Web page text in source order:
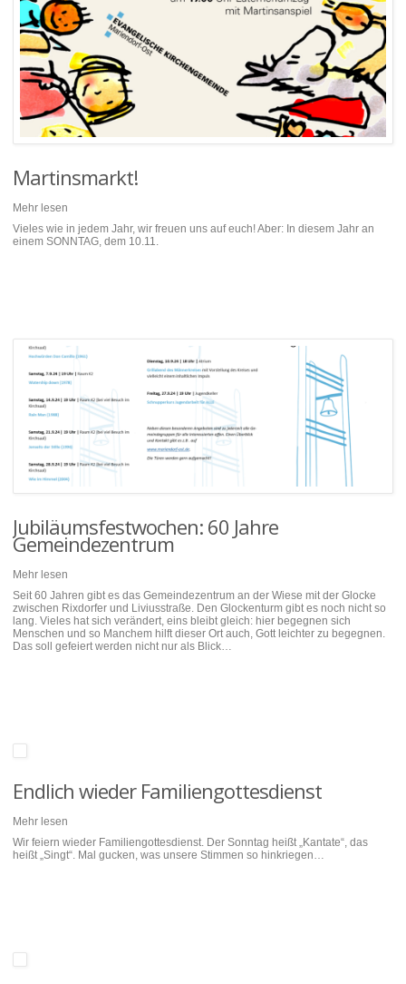
Martinsmarkt!
Mehr lesen
Vieles wie in jedem Jahr, wir freuen uns auf euch! Aber: In diesem Jahr an
einem SONNTAG, dem 10.11.
Jubiläumsfestwochen: 60 Jahre
Gemeindezentrum
Mehr lesen
Seit 60 Jahren gibt es das Gemeindezentrum an der Wiese mit der Glocke
zwischen Rixdorfer und Liviusstraße. Den Glockenturm gibt es noch nicht so
lang. Vieles hat sich verändert, eins bleibt gleich: hier begegnen sich
Menschen und so Manchem hilft dieser Ort auch, Gott leichter zu begegnen.
Das soll gefeiert werden nicht nur als Blick…
Endlich wieder Familiengottesdienst
Mehr lesen
Wir feiern wieder Familiengottesdienst. Der Sonntag heißt „Kantate“, das
heißt „Singt“. Mal gucken, was unsere Stimmen so hinkriegen…